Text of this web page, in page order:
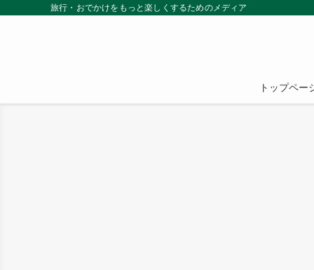
旅行・おでかけをもっと楽しくするためのメディア
トップペー